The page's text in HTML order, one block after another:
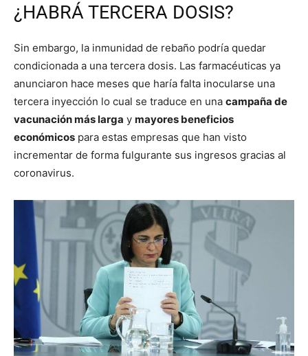
¿HABRÁ TERCERA DOSIS?
Sin embargo, la inmunidad de rebaño podría quedar
condicionada a una tercera dosis. Las farmacéuticas ya
anunciaron hace meses que haría falta inocularse una
tercera inyección lo cual se traduce en una campaña de
vacunación más larga y mayores beneficios
económicos para estas empresas que han visto
incrementar de forma fulgurante sus ingresos gracias al
coronavirus.